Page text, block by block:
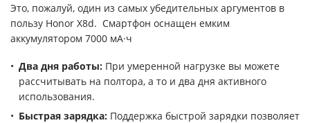
Это, пожалуй, один из самых убедительных аргументов в
пользу Honor X8d. Смартфон оснащен емким
аккумулятором 7000 мА·ч
Два дня работы: При умеренной нагрузке вы можете
рассчитывать на полтора, а то и два дня активного
использования.
Быстрая зарядка: Поддержка быстрой зарядки позволяет